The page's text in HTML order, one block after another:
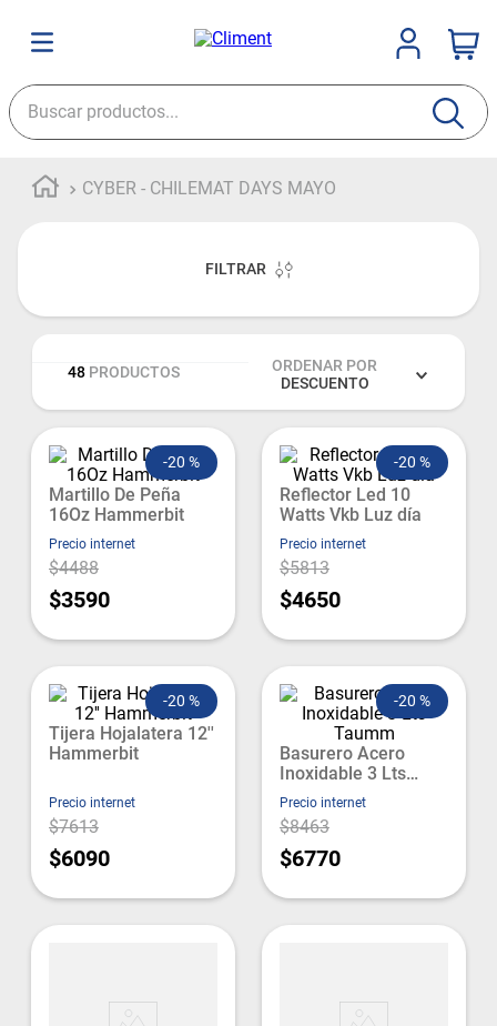
Buscar productos...
CYBER - CHILEMAT DAYS MAYO
FILTRAR
48 PRODUCTOS
ORDENAR POR
DESCUENTO
-20 %
Martillo De Peña
16Oz Hammerbit
Precio internet
$4488
$3590
-20 %
Reflector Led 10
Watts Vkb Luz día
Precio internet
$5813
$4650
-20 %
Tijera Hojalatera 12''
Hammerbit
Precio internet
$7613
$6090
-20 %
Basurero Acero
Inoxidable 3 Lts
Taumm
Precio internet
$8463
$6770